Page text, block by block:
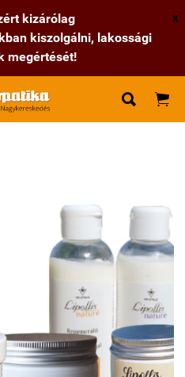
kizárólag
kiszolgálni, lakossági
megértését!
X
 